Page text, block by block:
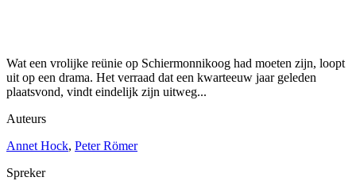
Wat een vrolijke reünie op Schiermonnikoog had moeten zijn, loopt
uit op een drama. Het verraad dat een kwarteeuw jaar geleden
plaatsvond, vindt eindelijk zijn uitweg...
Auteurs
Annet Hock, Peter Römer
Spreker